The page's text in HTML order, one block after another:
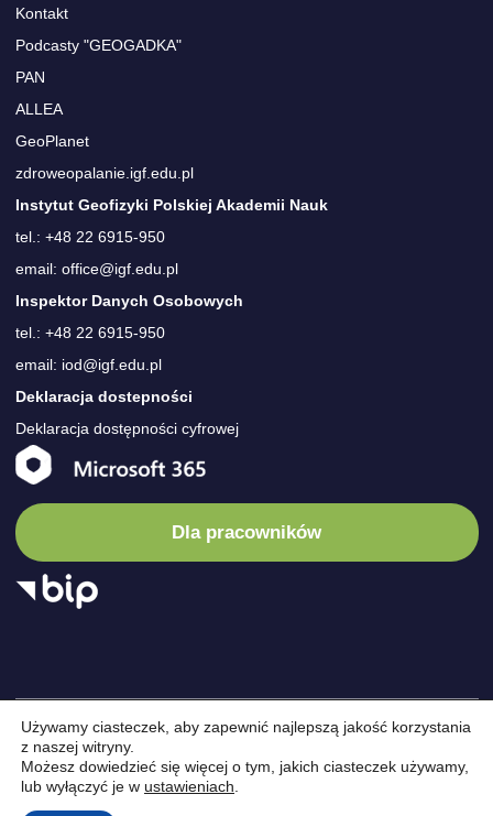
Kontakt
Podcasty "GEOGADKA"
PAN
ALLEA
GeoPlanet
zdroweopalanie.igf.edu.pl
Instytut Geofizyki Polskiej Akademii Nauk
tel.: +48 22 6915-950
email: office@igf.edu.pl
Inspektor Danych Osobowych
tel.: +48 22 6915-950
email: iod@igf.edu.pl
Deklaracja dostepności
Deklaracja dostępności cyfrowej
Dla pracowników
© Instytut
Geofizyki
/
Projekty /Kontakt
design byVENTI
Używamy ciasteczek, aby zapewnić najlepszą jakość korzystania
z naszej witryny.
Możesz dowiedzieć się więcej o tym, jakich ciasteczek używamy,
lub wyłączyć je w ustawieniach